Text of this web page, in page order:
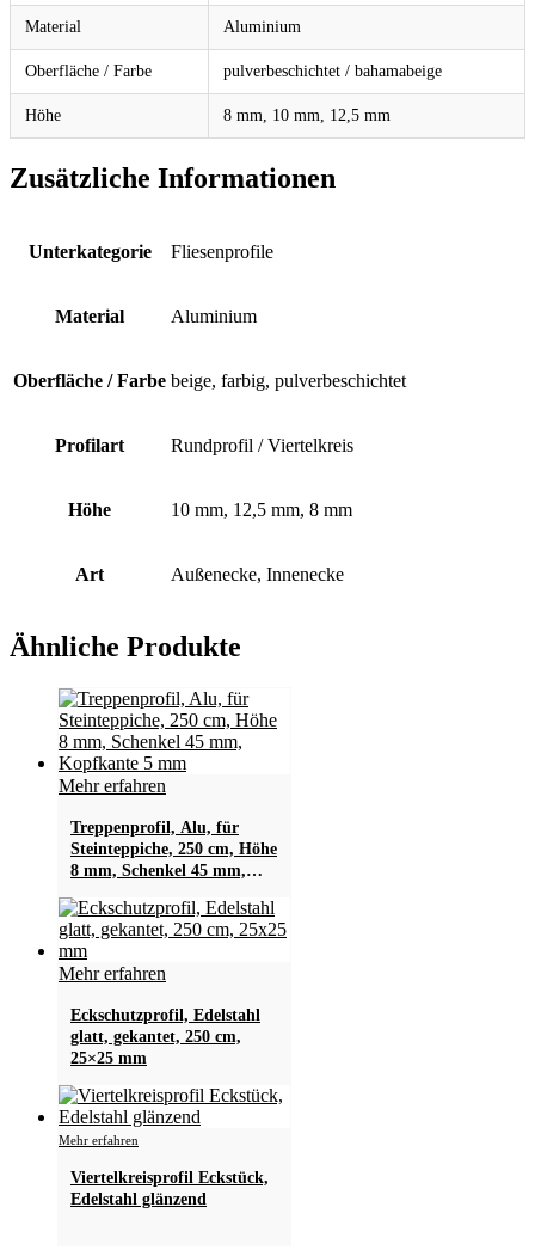
Material Aluminium
Oberfläche / Farbe pulverbeschichtet / bahamabeige
Höhe 8 mm, 10 mm, 12,5 mm
Zusätzliche Informationen
Unterkategorie Fliesenprofile
Material Aluminium
Oberfläche / Farbe beige, farbig, pulverbeschichtet
Profilart Rundprofil / Viertelkreis
Höhe 10 mm, 12,5 mm, 8 mm
Art Außenecke, Innenecke
Ähnliche Produkte
Mehr erfahren
Treppenprofil, Alu, für
Steinteppiche, 250 cm, Höhe
8 mm, Schenkel 45 mm,
Mehr erfahren
Eckschutzprofil, Edelstahl
glatt, gekantet, 250 cm,
25×25 mm
Mehr erfahren
weist
mehrere
Viertelkreisprofil Eckstück,
Edelstahl glänzend